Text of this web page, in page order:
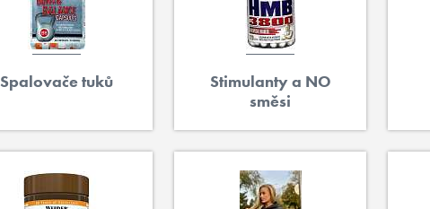
Spalovače tuků
Stimulanty a NO
směsi